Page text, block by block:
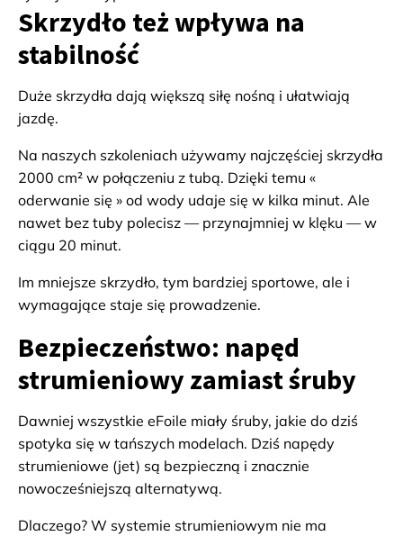
Skrzydło też wpływa na
stabilność
Duże skrzydła dają większą siłę nośną i ułatwiają
jazdę.
Na naszych szkoleniach używamy najczęściej skrzydła
2000 cm² w połączeniu z tubą. Dzięki temu «
oderwanie się » od wody udaje się w kilka minut. Ale
nawet bez tuby polecisz — przynajmniej w klęku — w
ciągu 20 minut.
Im mniejsze skrzydło, tym bardziej sportowe, ale i
wymagające staje się prowadzenie.
Bezpieczeństwo: napęd
strumieniowy zamiast śruby
Dawniej wszystkie eFoile miały śruby, jakie do dziś
spotyka się w tańszych modelach. Dziś napędy
strumieniowe (jet) są bezpieczną i znacznie
nowocześniejszą alternatywą.
Dlaczego? W systemie strumieniowym nie ma